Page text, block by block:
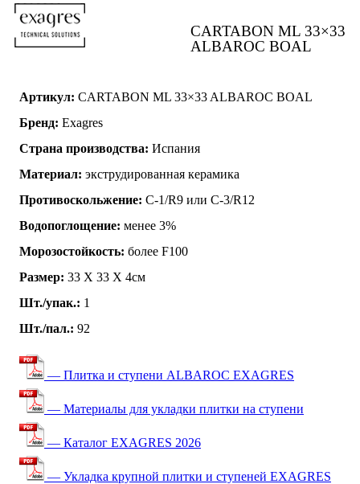
CARTABON ML 33×33
ALBAROC BOAL
Артикул: CARTABON ML 33×33 ALBAROC BOAL
Бренд: Exagres
Страна производства: Испания
Материал: экструдированная керамика
Противоскольжение: C-1/R9 или C-3/R12
Водопоглощение: менее 3%
Морозостойкость: более F100
Размер: 33 Х 33 Х 4см
Шт./упак.: 1
Шт./пал.: 92
— Плитка и ступени ALBAROC EXAGRES
— Материалы для укладки плитки на ступени
— Каталог EXAGRES 2026
— Укладка крупной плитки и ступеней EXAGRES